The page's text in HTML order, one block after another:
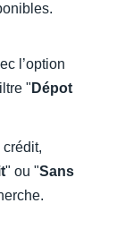
l’option
" Dépot
" ou "Sans